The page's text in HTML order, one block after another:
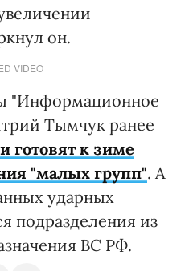
он.
VIDEO
"Информационное
Тымчук ранее
готовят к зиме
"малых групп". А
ударных
подразделения из
ВС РФ.